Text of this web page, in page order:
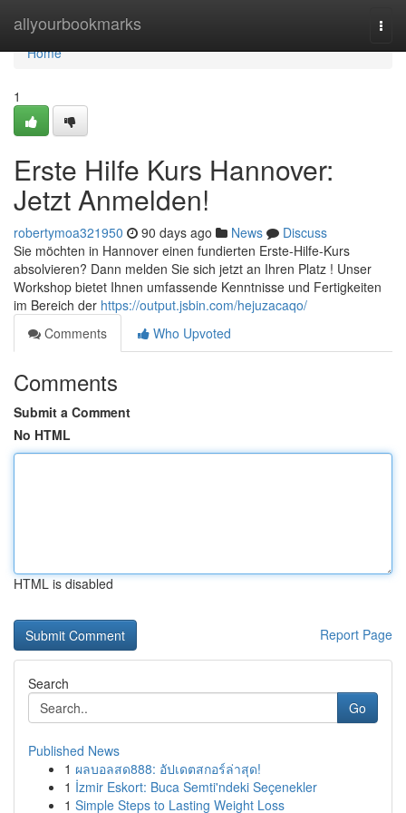
allyourbookmarks
Home
Home
1
Erste Hilfe Kurs Hannover:
Jetzt Anmelden!
robertymoa321950 90 days ago News
Discuss
Sie möchten in Hannover einen fundierten Erste-Hilfe-Kurs
absolvieren? Dann melden Sie sich jetzt an Ihren Platz ! Unser
Workshop bietet Ihnen umfassende Kenntnisse und Fertigkeiten
im Bereich der https://output.jsbin.com/hejuzacaqo/
Comments
Who Upvoted
Comments
Submit a Comment
No HTML
HTML is disabled
Report Page
Search
Go
Published News
1 ผลบอลสด888: อัปเดตสกอร์ล่าสุด!
1 İzmir Eskort: Buca Semti'ndeki Seçenekler
1 Simple Steps to Lasting Weight Loss